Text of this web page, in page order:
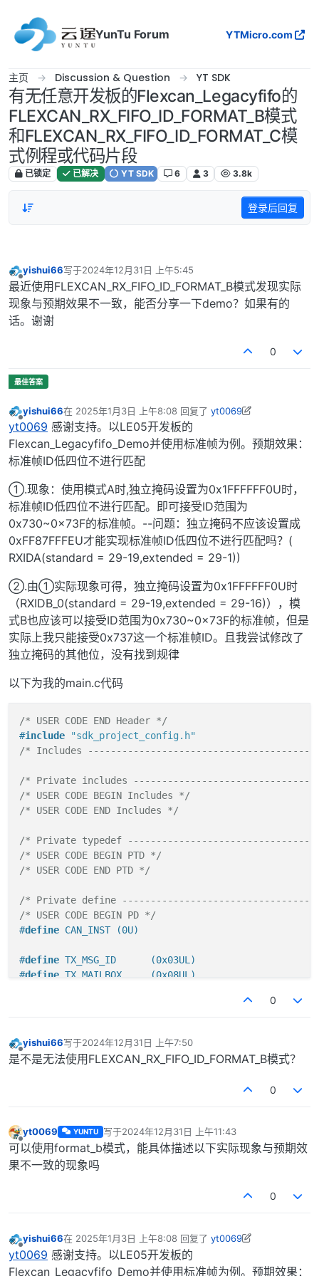
YunTu Forum
YTMicro.com
主页 Discussion & Question YT SDK
有无任意开发板的Flexcan_Legacyfifo的
FLEXCAN_RX_FIFO_ID_FORMAT_B模式
和FLEXCAN_RX_FIFO_ID_FORMAT_C模
式例程或代码片段
已锁定 已解决 YT SDK 6 3 3.8k
登录后回复
离线
yishui66写于2024年12月31日 上午5:45
最后由 编辑
最近使用FLEXCAN_RX_FIFO_ID_FORMAT_B模式发现实际
现象与预期效果不一致，能否分享一下demo？如果有的
话。谢谢
0
离线
yishui66在 2025年1月3日 上午8:08 回复了 yt0069
最后由 yishui66 编辑 2025年1月3日 下午4:16
yt0069 感谢支持。以LE05开发板的
Flexcan_Legacyfifo_Demo并使用标准帧为例。预期效果：
标准帧ID低四位不进行匹配
①.现象：使用模式A时,独立掩码设置为0x1FFFFFF0U时，
标准帧ID低四位不进行匹配。即可接受ID范围为
0x730~0x73F的标准帧。--问题：独立掩码不应该设置成
0xFF87FFFEU才能实现标准帧ID低四位不进行匹配吗？(
RXIDA(standard = 29-19,extended = 29-1))
②.由①实际现象可得，独立掩码设置为0x1FFFFFF0U时
（RXIDB_0(standard = 29-19,extended = 29-16)），模
式B也应该可以接受ID范围为0x730~0x73F的标准帧，但是
实际上我只能接受0x737这一个标准帧ID。且我尝试修改了
独立掩码的其他位，没有找到规律
以下为我的main.c代码
/* USER CODE END Header */
#include
"sdk_project_config.h"
/* Includes
/* Private includes
/* USER CODE BEGIN Includes */
/* USER CODE END Includes */
/* Private typedef
/* USER CODE BEGIN PTD */
/* USER CODE END PTD */
/* Private define
/* USER CODE BEGIN PD */
#define CAN_INST (0U)
#define TX_MSG_ID      (0x03UL)
#define TX_MAILBOX     (0x08UL)
/* Private macro
/* Private variables
/* USER CODE BEGIN PV */
//const flexcan_data_info_t rxMbStdInfo = {
//    .msg_id_type = FLEXCAN_MSG_ID_EXT,
//    .is_remote = false,
//};
0
离线
yishui66写于2024年12月31日 上午7:50
最后由 编辑
是不是无法使用FLEXCAN_RX_FIFO_ID_FORMAT_B模式？
0
离线
yt0069 YUNTU 写于2024年12月31日 上午11:43
最后由 编辑
可以使用format_b模式，能具体描述以下实际现象与预期效
果不一致的现象吗
0
离线
yishui66在 2025年1月3日 上午8:08 回复了 yt0069
最后由 yishui66 编辑 2025年1月3日 下午4:16
yt0069 感谢支持。以LE05开发板的
Flexcan_Legacyfifo_Demo并使用标准帧为例。预期效果：